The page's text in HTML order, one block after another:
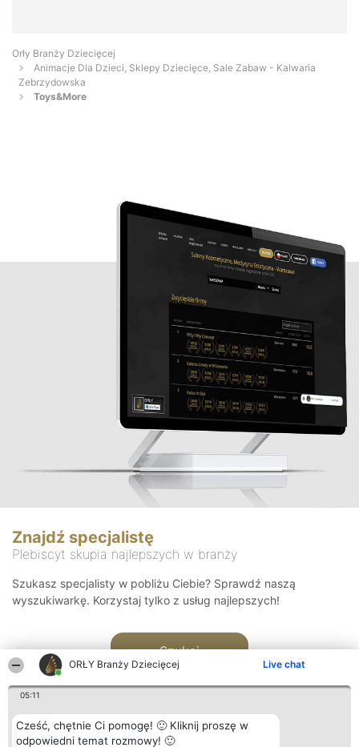
ORŁY Branży Dziecięcej Live chat
05:11
Cześć, chętnie Ci pomogę! 🙂 Kliknij proszę w
odpowiedni temat rozmowy! 🙂
Orły Branży Dziecięcej
Animacje Dla Dzieci, Sklepy Dziecięce, Sale Zabaw - Kalwaria
Zebrzydowska
Toys&More
Znajdź specjalistę
Plebiscyt skupia najlepszych w branży
Szukasz specjalisty w pobliżu Ciebie? Sprawdź naszą
wyszukiwarkę. Korzystaj tylko z usług najlepszych!
Szukaj